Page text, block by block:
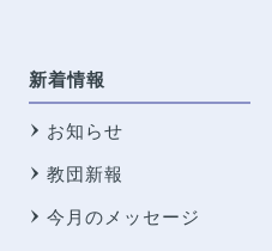
新着情報
お知らせ
教団新報
今月のメッセージ